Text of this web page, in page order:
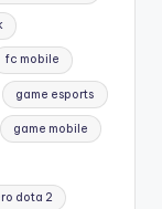
fc mobile
game esports
game mobile
dota 2